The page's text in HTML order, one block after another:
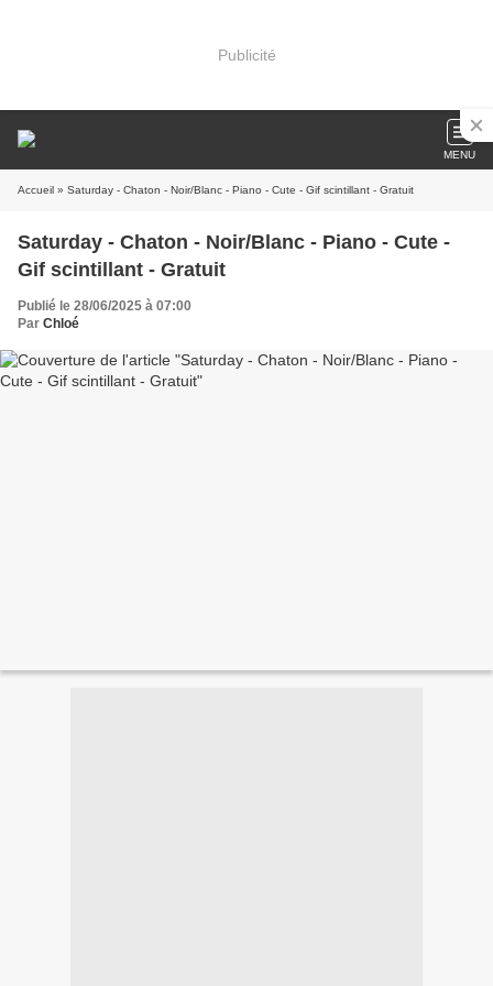
Publicité
MENU
Accueil » Saturday - Chaton - Noir/Blanc - Piano - Cute - Gif scintillant - Gratuit
Saturday - Chaton - Noir/Blanc - Piano - Cute -
Gif scintillant - Gratuit
Publié le 28/06/2025 à 07:00
Par Chloé